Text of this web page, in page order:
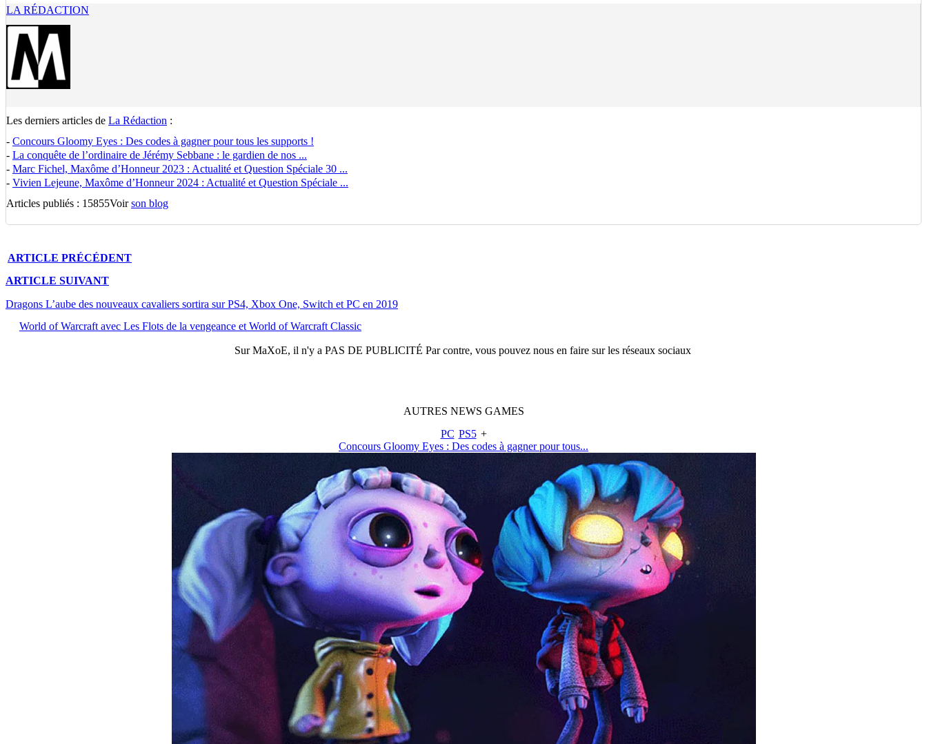
LA RÉDACTION
Les derniers articles de La Rédaction :
- Concours Gloomy Eyes : Des codes à gagner pour tous les supports !
- La conquête de l’ordinaire de Jérémy Sebbane : le gardien de nos ...
- Marc Fichel, Maxôme d’Honneur 2023 : Actualité et Question Spéciale 30 ...
- Vivien Lejeune, Maxôme d’Honneur 2024 : Actualité et Question Spéciale ...
Articles publiés : 15855Voirson blog
ARTICLE PRÉCÉDENT
ARTICLE SUIVANT
Dragons L’aube des nouveaux cavaliers sortira sur PS4, Xbox One, Switch et PC en 2019
World of Warcraft avec Les Flots de la vengeance et World of Warcraft Classic
SurMaXoE, il n'y a PAS DE PUBLICITÉ Par contre, vous pouvez nous en faire sur les réseaux sociaux
AUTRES NEWS GAMES
PC PS5 +
Concours Gloomy Eyes : Des codes à gagner pour tous...